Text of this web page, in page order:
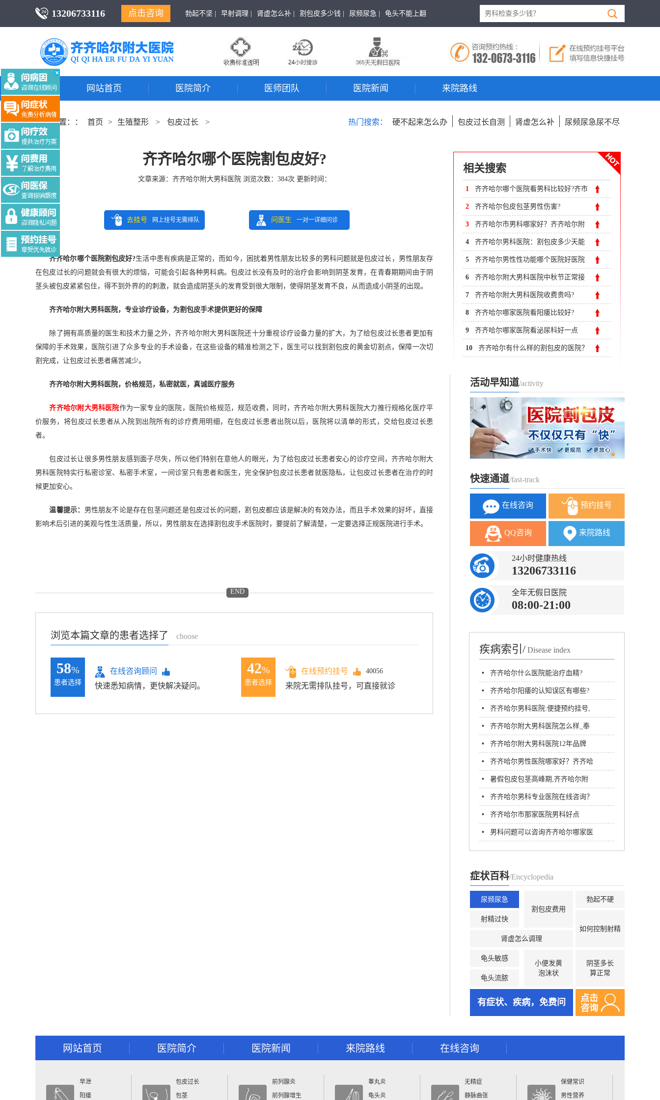
13206733116 点击咨询 勃起不坚 | 早射调理 | 肾虚怎么补 | 割包皮多少钱 | 尿频尿急 | 龟头不能上翻
网站首页 医院简介 医师团队 医院新闻 来院路线
当前位置：： 首页 > 生殖整形 > 包皮过长 > 热门搜索： 硬不起来怎么办 包皮过长自测 肾虚怎么补 尿频尿急尿不尽
齐齐哈尔哪个医院割包皮好?
文章来源： 齐齐哈尔附大男科医院浏览次数： 384次 更新时间：
去挂号 网上挂号无需排队 问医生 一对一详细问诊
Tag:$tag
齐齐哈尔哪个医院割包皮好?生活中患有疾病是正常的，而如今，困扰着男性朋友比较多的男科问题就是包皮过长，男性朋友存
在包皮过长的问题就会有很大的烦恼，可能会引起各种男科病。包皮过长没有及时的治疗会影响到阴茎发育，在青春期期间由于阴
茎头被包皮紧紧包住，得不到外界的的刺激，就会造成阴茎头的发育受到很大限制，使得阴茎发育不良，从而造成小阴茎的出现。
齐齐哈尔附大男科医院，专业诊疗设备，为割包皮手术提供更好的保障
除了拥有高质量的医生和技术力量之外，齐齐哈尔附大男科医院还十分重视诊疗设备力量的扩大，为了给包皮过长患者更加有
保障的手术效果，医院引进了众多专业的手术设备，在这些设备的精准检测之下，医生可以找到割包皮的黄金切割点，保障一次切
割完成，让包皮过长患者痛苦减少。
齐齐哈尔附大男科医院，价格规范，私密就医，真诚医疗服务
齐齐哈尔附大男科医院作为一家专业的医院，医院价格规范，规范收费，同时，齐齐哈尔附大男科医院大力推行规格化医疗平
价服务，将包皮过长患者从入院到出院所有的诊疗费用明细，在包皮过长患者出院以后，医院将以清单的形式，交给包皮过长患
者。
包皮过长让很多男性朋友感到面子尽失，所以他们特别在意他人的眼光，为了给包皮过长患者安心的诊疗空间，齐齐哈尔附大
男科医院特实行私密诊室、私密手术室，一间诊室只有患者和医生，完全保护包皮过长患者就医隐私，让包皮过长患者在治疗的时
候更加安心。
温馨提示： 男性朋友不论是存在包茎问题还是包皮过长的问题，割包皮都应该是解决的有效办法，而且手术效果的好坏，直接
影响术后引进的美观与性生活质量，所以，男性朋友在选择割包皮手术医院时，要提前了解清楚，一定要选择正规医院进行手术。
END
浏览本篇文章的患者选择了 choose
58%
患者选择
在线咨询顾问
快速悉知病情，更快解决疑问。
42%
患者选择
在线预约挂号 40056
来院无需排队挂号，可直接就诊
相关搜索
1 齐齐哈尔哪个医院看男科比较好?齐市
附大医院
2 齐齐哈尔包皮包茎男性伤害?
3 齐齐哈尔市男科哪家好？齐齐哈尔附
大男科医院
4 齐齐哈尔男科医院：割包皮多少天能
康复?
5 齐齐哈尔男性性功能哪个医院好医院
医院分析
6 齐齐哈尔附大男科医院中秋节正常接
诊
7 齐齐哈尔附大男科医院收费贵吗?
8 齐齐哈尔哪家医院看阳痿比较好?
9 齐齐哈尔哪家医院看泌尿科好一点
10 齐齐哈尔有什么样的割包皮的医院？
活动早知道/activity
快速通道/fast-track
在线咨询 预约挂号
QQ咨询 来院路线
24小时健康热线
13206733116
全年无假日医院
08:00-21:00
疾病索引/ Disease index
• 齐齐哈尔什么医院能治疗血精?
• 齐齐哈尔阳痿的认知误区有哪些?
齐齐哈尔附大男科医院
• 齐齐哈尔男科医院:便捷预约挂号,
专业咨询,守护男性健康
• 齐齐哈尔附大男科医院怎么样_奉
献爱心
• 齐齐哈尔附大男科医院12年品牌
名医汇聚专注男科病诊疗
• 齐齐哈尔男性医院哪家好？齐齐哈
尔看男科去哪个医院
• 暑假包皮包茎高峰期,齐齐哈尔附
大男科医院每天手术10多台!
• 齐齐哈尔男科专业医院在线咨询？
齐齐哈尔附大男科医院
• 齐齐哈尔市那家医院男科好点
• 男科问题可以咨询齐齐哈尔哪家医
院​-齐齐哈尔附大男科医院
症状百科/Encyclopedia
尿频尿急
割包皮费用
射精过快
肾虚怎么调理
龟头敏感
小便发黄
泡沫状
龟头流脓
勃起不硬
如何控制射精
阴茎多长
算正常
有症状、疾病，免费问
点击
咨询
网站首页 医院简介 医院新闻 来院路线 在线咨询
早泄
阳痿
包皮过长
包茎
前列腺炎
前列腺增生
睾丸炎
龟头炎
无精症
静脉曲张
保健常识
男性营养